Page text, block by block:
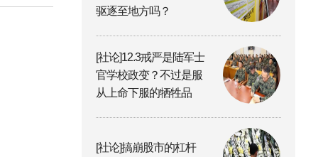
驱逐至地方吗？
[社论]12.3戒严是陆军士
官学校政变？不过是服
从上命下服的牺牲品
[社论]搞崩股市的杠杆